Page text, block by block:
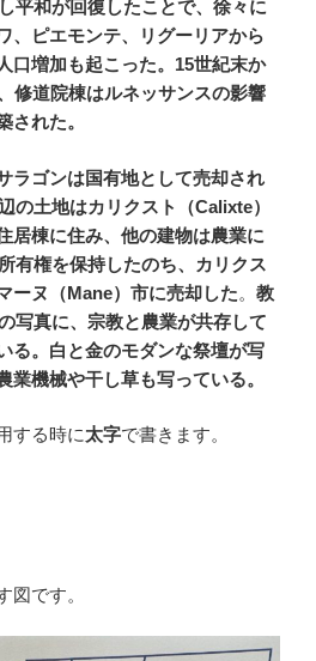
平和が回復したことで、徐々に
、ピエモンテ、リグーリアから
口増加も起こった。15世紀末か
修道院棟はルネッサンスの影響
された。
ラゴンは国有地として売却され
の土地はカリクスト（Calixte）
居棟に住み、他の建物は農業に
有権を保持したのち、カリクス
ーヌ（Mane）市に売却した。 教
写真に、宗教と農業が共存して
る。白と金のモダンな祭壇が写
業機械や干し草も写っている。
する時に太字で書きます。
図です。